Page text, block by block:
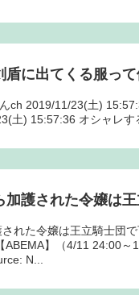
盾に出てくる服っ
ch 2019/11/23(土)
土) 15:57:36 オシャレす
加護された令嬢は
れた令嬢は王立騎士団
ABEMA】（4/11 24:00
N...